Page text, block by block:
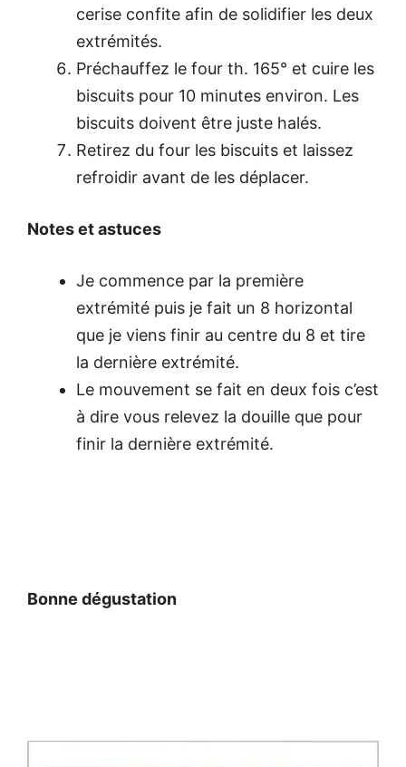
cerise confite afin de solidifier les deux
extrémités.
Préchauffez le four th. 165° et cuire les
biscuits pour 10 minutes environ. Les
biscuits doivent être juste halés.
Retirez du four les biscuits et laissez
refroidir avant de les déplacer.
Notes et astuces
Je commence par la première
extrémité puis je fait un 8 horizontal
que je viens finir au centre du 8 et tire
la dernière extrémité.
Le mouvement se fait en deux fois c’est
à dire vous relevez la douille que pour
finir la dernière extrémité.
Bonne dégustation